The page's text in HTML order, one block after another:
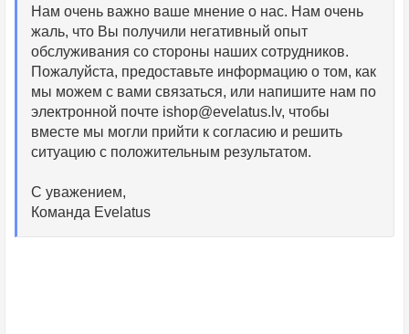
Нам очень важно ваше мнение о нас. Нам очень
жаль, что Вы получили негативный опыт
обслуживания со стороны наших сотрудников.
Пожалуйста, предоставьте информацию о том, как
мы можем с вами связаться, или напишите нам по
электронной почте ishop@evelatus.lv, чтобы
вместе мы могли прийти к согласию и решить
ситуацию с положительным результатом.
С уважением,
Команда Evelatus